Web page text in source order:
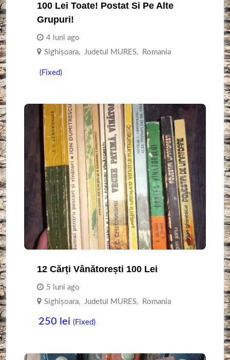
100 Lei Toate! Postat Si Pe Alte
Grupuri!
4 luni ago
Sighişoara, Judetul MURES, Romania
(Fixed)
12 Cărți Vânătorești 100 Lei
5 luni ago
Sighişoara, Judetul MURES, Romania
250 lei (Fixed)